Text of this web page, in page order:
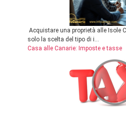
Acquistare una proprietà alle Isole
solo la scelta del tipo di i...
Casa alle Canarie: Imposte e tasse